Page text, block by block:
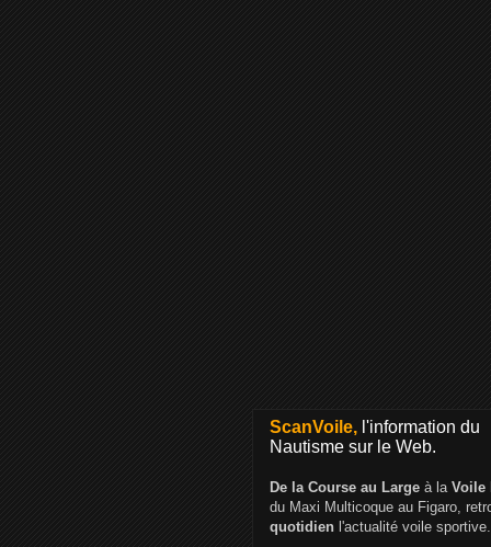
ScanVoile, l'information du
Nautisme sur le Web.
De la Course au Large à la Voile
du Maxi Multicoque au Figaro,
quotidien l'actualité voile sportive.